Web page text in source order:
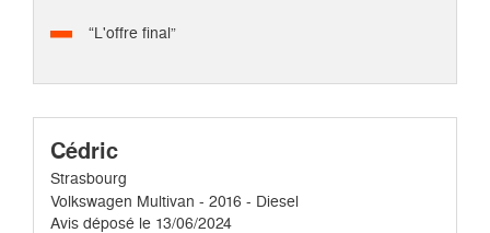
“L'offre final”
Cédric
Strasbourg
Volkswagen Multivan - 2016 - Diesel
Avis déposé le 13/06/2024